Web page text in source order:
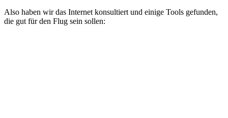
Also haben wir das Internet konsultiert und einige Tools gefunden,
die gut für den Flug sein sollen: